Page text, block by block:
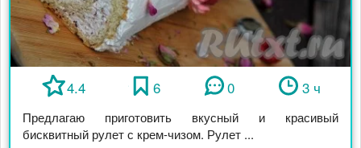
4.4 6 0 3 ч
Предлагаю приготовить вкусный и красивый
бисквитный рулет с крем-чизом. Рулет ...